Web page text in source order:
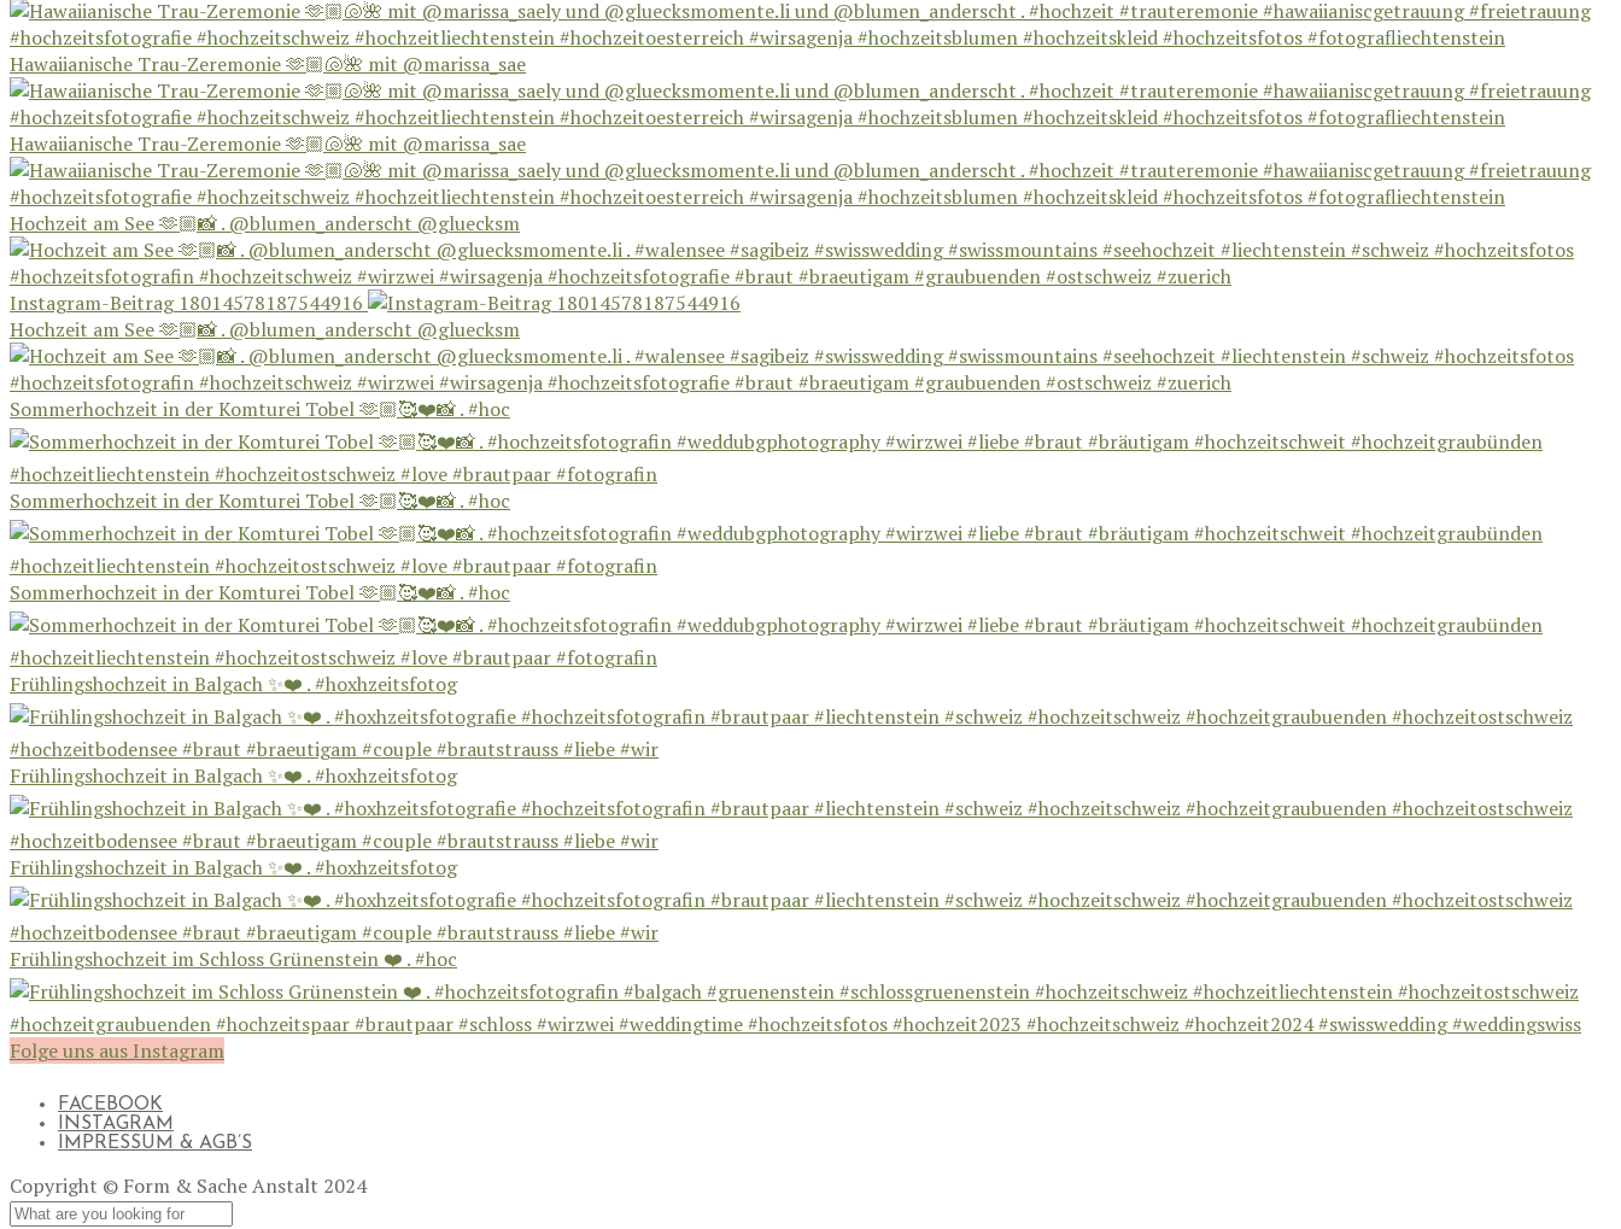
Hawaiianische Trau-Zeremonie 🫶🏼🐚🌺 mit @marissa_sae
Hawaiianische Trau-Zeremonie 🫶🏼🐚🌺 mit @marissa_sae
Hochzeit am See 🫶🏼📸 . @blumen_anderscht @gluecksm
Instagram-Beitrag 18014578187544916
Hochzeit am See 🫶🏼📸 . @blumen_anderscht @gluecksm
Sommerhochzeit in der Komturei Tobel 🫶🏼🥰❤️📸 . #hoc
Sommerhochzeit in der Komturei Tobel 🫶🏼🥰❤️📸 . #hoc
Sommerhochzeit in der Komturei Tobel 🫶🏼🥰❤️📸 . #hoc
Frühlingshochzeit in Balgach ✨❤️ . #hoxhzeitsfotog
Frühlingshochzeit in Balgach ✨❤️ . #hoxhzeitsfotog
Frühlingshochzeit in Balgach ✨❤️ . #hoxhzeitsfotog
Frühlingshochzeit im Schloss Grünenstein ❤️ . #hoc
Folge uns aus Instagram
FACEBOOK
INSTAGRAM
IMPRESSUM & AGB’S
Copyright © Form & Sache Anstalt 2024